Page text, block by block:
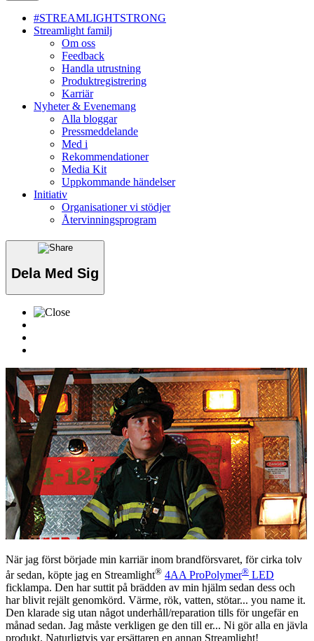
#STREAMLIGHTSTRONG
Streamlight familj
Om oss
Feedback
Handla utrustning
Produktregistrering
Karriär
Nyheter & Evenemang
Alla bloggar
Pressmeddelande
Med i
Rekommendationer
Media Kit
Uppkommande händelser
Initiativ
Organisationer vi stödjer
Återvinningsprogram
Dela Med Sig
När jag först började min karriär inom brandförsvaret, för cirka tolv
år sedan, köpte jag en Streamlight® 4AA ProPolymer® LED
ficklampa. Den har suttit på brädden av min hjälm sedan dess och
har blivit rejält genomkörd. Värme, rök, vatten, stötar... you name it.
Den klarade sig utan något underhåll/reparation tills för ungefär en
månad sedan. Jag måste verkligen ge den till er... Ni gör alla en jävla
produkt. Naturligtvis var ersättaren en annan Streamlight!